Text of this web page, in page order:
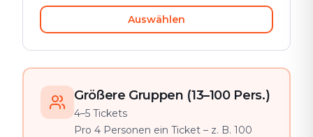
Auswählen
Größere Gruppen (13–100 Pers.)
4–5 Tickets
Pro 4 Personen ein Ticket – z. B. 100